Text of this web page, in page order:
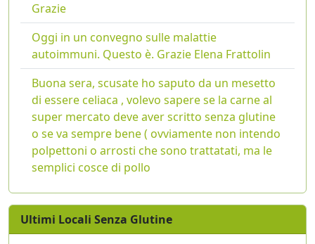
Grazie
Oggi in un convegno sulle malattie
autoimmuni. Questo è. Grazie Elena Frattolin
Buona sera, scusate ho saputo da un mesetto
di essere celiaca , volevo sapere se la carne al
super mercato deve aver scritto senza glutine
o se va sempre bene ( ovviamente non intendo
polpettoni o arrosti che sono trattatati, ma le
semplici cosce di pollo
Ultimi Locali Senza Glutine